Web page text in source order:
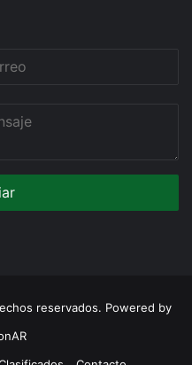
reservados. Powered by